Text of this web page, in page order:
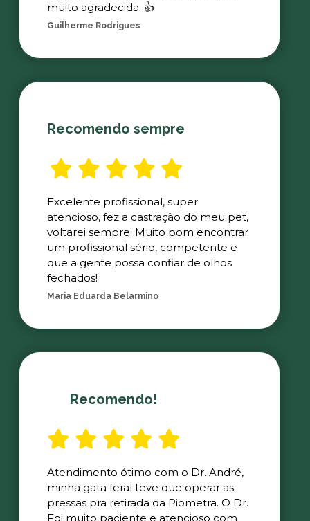
muito agradecida. 👍
Guilherme Rodrigues
Recomendo sempre
Excelente profissional, super
atencioso, fez a castração do meu pet,
voltarei sempre. Muito bom encontrar
um profissional sério, competente e
que a gente possa confiar de olhos
fechados!
Maria Eduarda Belarmino
Recomendo!
Atendimento ótimo com o Dr. André,
minha gata feral teve que operar as
pressas pra retirada da Piometra. O Dr.
Foi muito paciente e atencioso com